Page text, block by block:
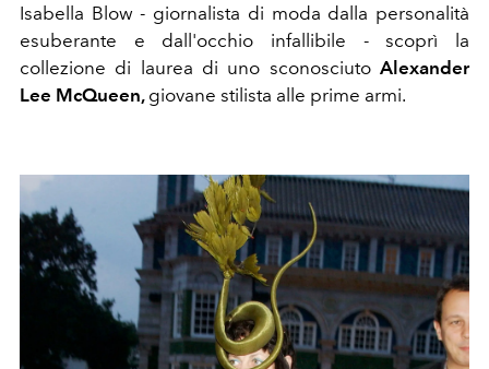
Isabella Blow - giornalista di moda dalla personalità
esuberante e dall'occhio infallibile - scoprì la
collezione di laurea di uno sconosciuto Alexander
Lee McQueen, giovane stilista alle prime armi.